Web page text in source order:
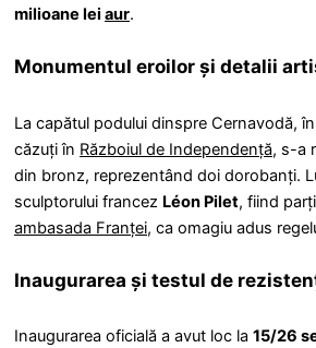
milioane lei aur.
Monumentul eroilor și detalii
La capătul podului dinspre Cernavodă,
căzuți în Războiul de Independență, s-a
din bronz, reprezentând doi dorobanți.
sculptorului francez Léon Pilet, fiind
ambasada Franței, ca omagiu adus
Inaugurarea și testul de
Inaugurarea oficială a avut loc la 15/26